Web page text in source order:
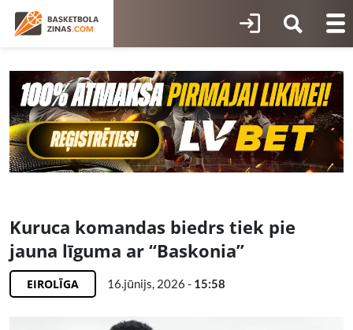
Kuruca komandas biedrs tiek pie
jauna līguma ar “Baskonia”
EIROLĪGA 16.jūnijs, 2026 - 15:58